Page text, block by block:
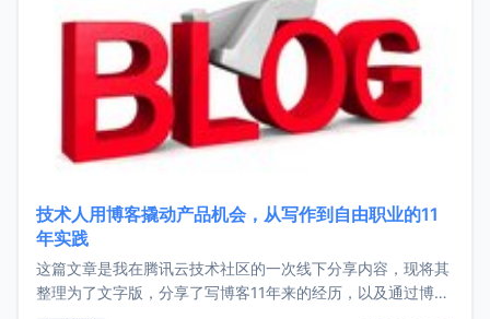
技术人用博客撬动产品机会，从写作到自由职业的11
年实践
这篇文章是我在腾讯云技术社区的一次线下分享内容，现将其
整理为了文字版，分享了写博客11年来的经历，以及通过博客